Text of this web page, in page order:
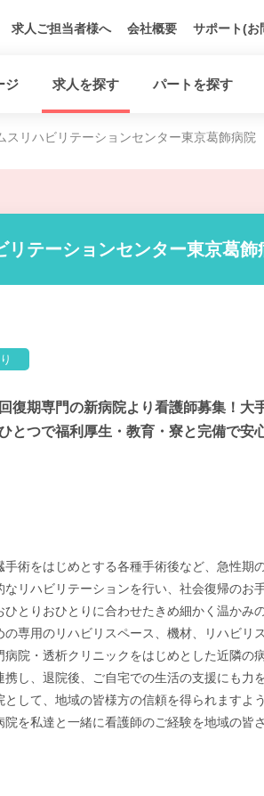
求人ご担当者様へ 会社概要 サポート(お
ジ 求人を探す パートを探す
スリハビリテーションセンター東京葛飾病院
テーションセンター東京葛飾
回復期専門の新病院より看護師募集！大
とつで福利厚生・教育・寮と完備で安
術をはじめとする各種手術後など、急性期
リハビリテーションを行い、社会復帰のお
とりおひとりに合わせたきめ細かく温かみ
専用のリハビリスペース、機材、リハビリ
院・透析クリニックをはじめとした近隣の
し、退院後、ご自宅での生活の支援にも力
して、地域の皆様方の信頼を得られますよ
を私達と一緒に看護師のご経験を地域の皆